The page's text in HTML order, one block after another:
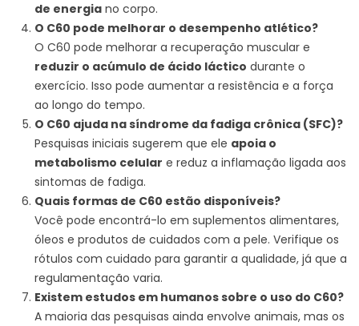
de energia no corpo.
O C60 pode melhorar o desempenho atlético?
O C60 pode melhorar a recuperação muscular e
reduzir o acúmulo de ácido láctico durante o
exercício. Isso pode aumentar a resistência e a força
ao longo do tempo.
O C60 ajuda na síndrome da fadiga crônica (SFC)?
Pesquisas iniciais sugerem que ele apoia o
metabolismo celular e reduz a inflamação ligada aos
sintomas de fadiga.
Quais formas de C60 estão disponíveis?
Você pode encontrá-lo em suplementos alimentares,
óleos e produtos de cuidados com a pele. Verifique os
rótulos com cuidado para garantir a qualidade, já que a
regulamentação varia.
Existem estudos em humanos sobre o uso do C60?
A maioria das pesquisas ainda envolve animais, mas os